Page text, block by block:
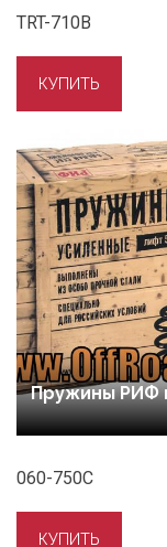
TRT-710B
Пружины РИФ
060-750C